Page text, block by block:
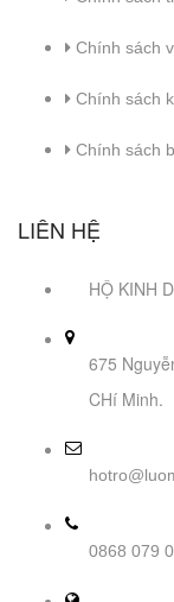
Chính sách
Chính sách
Chính sách
LIÊN HỆ
HỘ KINH
675
CHí Minh.
0868 079